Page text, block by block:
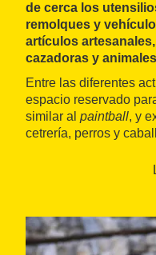
de cerca los
remolques y
artículos
cazadoras y
Entre las diferentes
espacio reservado
similar al paintball, y
cetrería, perros y